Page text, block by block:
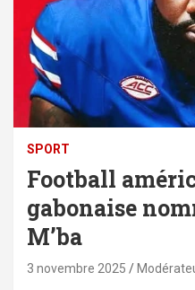
SPORT
Football
gabonaise
M’ba
3 novembre 2025